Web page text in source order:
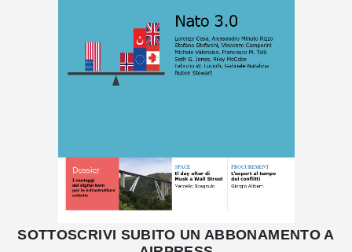
SOTTOSCRIVI SUBITO UN ABBONAMENTO A